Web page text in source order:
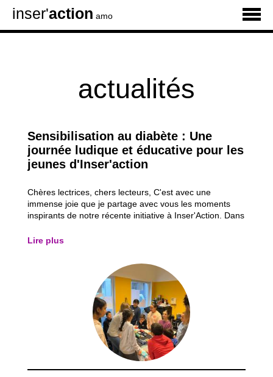
inser'action amo
actualités
Sensibilisation au diabète : Une
journée ludique et éducative pour les
jeunes d'Inser'action
Chères lectrices, chers lecteurs, C'est avec une
immense joie que je partage avec vous les moments
inspirants de notre récente initiative à Inser'Action. Dans
avons organisé une matinée spéciale de sensibilisation
Lire plus